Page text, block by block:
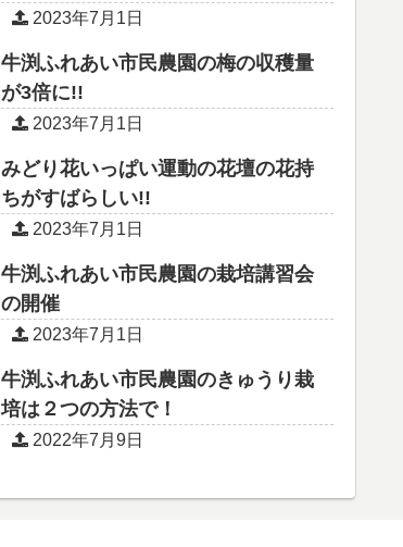
2023年7月1日
牛渕ふれあい市民農園の梅の収穫量
が3倍に!!
2023年7月1日
みどり花いっぱい運動の花壇の花持
ちがすばらしい!!
2023年7月1日
牛渕ふれあい市民農園の栽培講習会
の開催
2023年7月1日
牛渕ふれあい市民農園のきゅうり栽
培は２つの方法で！
2022年7月9日